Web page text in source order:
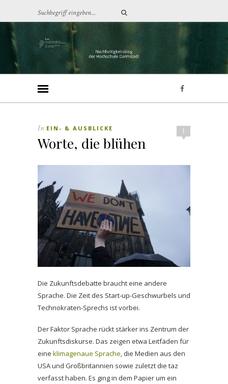
1
In EIN- & AUSBLICKE
Worte, die blühen
Die Zukunftsdebatte braucht eine andere
Sprache. Die Zeit des Start-up-Geschwurbels und
Technokraten-Sprechs ist vorbei.
Der Faktor Sprache rückt stärker ins Zentrum der
Zukunftsdiskurse. Das zeigen etwa Leitfäden für
eine klimagenaue Sprache, die Medien aus den
USA und Großbritannien sowie zuletzt die taz
verfasst haben. Es ging in dem Papier um ein